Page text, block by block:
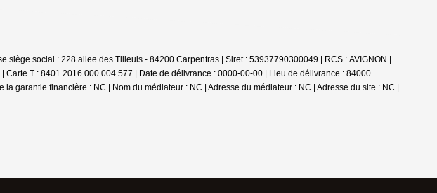
social : 228 allee des Tilleuls - 84200 Carpentras | Siret : 53937790300049 | RCS : AVIGNON |
Carte T : 8401 2016 000 004 577 | Date de délivrance : 0000-00-00 | Lieu de délivrance : 84000
garantie financière : NC | Nom du médiateur : NC | Adresse du médiateur : NC | Adresse du site : NC |